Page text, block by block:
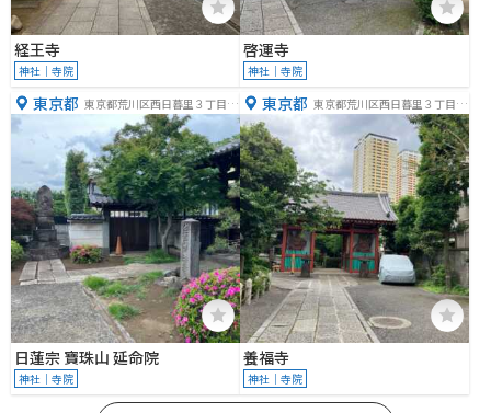
経王寺
神社｜寺院
啓運寺
神社｜寺院
東京都 東京都荒川区西日暮里３丁目１
日蓮宗 寶珠山 延命院
神社｜寺院
東京都 東京都荒川区西日暮里３丁目３
養福寺
神社｜寺院